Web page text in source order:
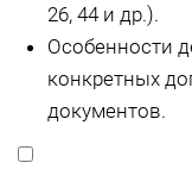
26, 44 и др.).
Особенности
конкретных
документов.